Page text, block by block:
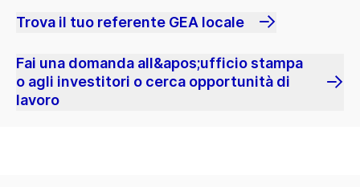
Trova il tuo referente GEA locale
Fai una domanda all&apos;ufficio stampa
o agli investitori o cerca opportunità di
lavoro